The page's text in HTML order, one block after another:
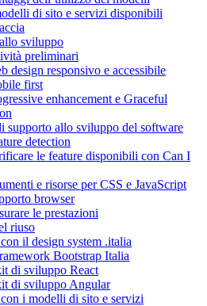
di sito e servizi disponibili
sviluppo
preliminari
design responsivo e accessibile
first
enhancement e Graceful
supporto allo sviluppo del software
detection
le feature disponibili con Can I
e risorse per CSS e JavaScript
browser
le prestazioni
riuso
il design system .italia
Bootstrap Italia
di sviluppo React
di sviluppo Angular
i modelli di sito e servizi